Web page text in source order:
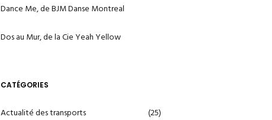
Dance Me, de BJM Danse Montreal
Dos au Mur, de la Cie Yeah Yellow
CATÉGORIES
Actualité des transports (25)